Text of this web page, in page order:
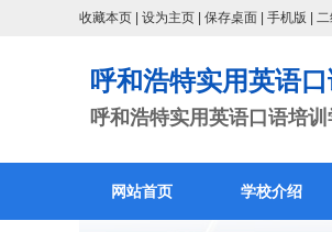
收藏本页 设为主页 保存桌面 手机版
呼和浩特实用英语
呼和浩特实用英语口语培
网站首页 学校介绍